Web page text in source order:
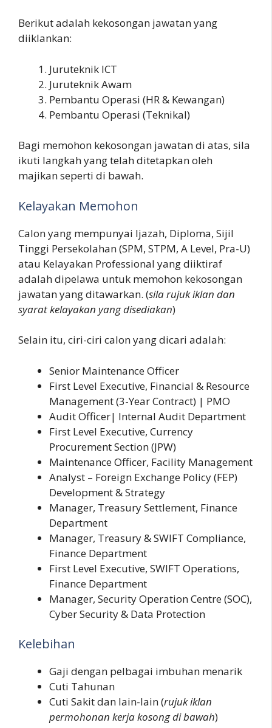
Berikut adalah kekosongan jawatan yang
diiklankan:
Juruteknik ICT
Juruteknik Awam
Pembantu Operasi (HR & Kewangan)
Pembantu Operasi (Teknikal)
Bagi memohon kekosongan jawatan di atas, sila
ikuti langkah yang telah ditetapkan oleh
majikan seperti di bawah.
Kelayakan Memohon
Calon yang mempunyai Ijazah, Diploma, Sijil
Tinggi Persekolahan (SPM, STPM, A Level, Pra-U)
atau Kelayakan Professional yang diiktiraf
adalah dipelawa untuk memohon kekosongan
jawatan yang ditawarkan. (sila rujuk iklan dan
syarat kelayakan yang disediakan)
Selain itu, ciri-ciri calon yang dicari adalah:
Senior Maintenance Officer
First Level Executive, Financial & Resource
Management (3-Year Contract) | PMO
Audit Officer| Internal Audit Department
First Level Executive, Currency
Procurement Section (JPW)
Maintenance Officer, Facility Management
Analyst – Foreign Exchange Policy (FEP)
Development & Strategy
Manager, Treasury Settlement, Finance
Department
Manager, Treasury & SWIFT Compliance,
Finance Department
First Level Executive, SWIFT Operations,
Finance Department
Manager, Security Operation Centre (SOC),
Cyber Security & Data Protection
Kelebihan
Gaji dengan pelbagai imbuhan menarik
Cuti Tahunan
Cuti Sakit dan lain-lain (rujuk iklan
permohonan kerja kosong di bawah)